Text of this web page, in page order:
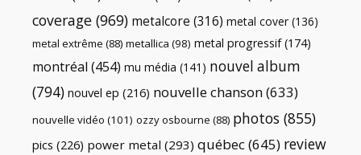
coverage (969) metalcore (316) metal cover (136)
metal extrême (88) metallica (98) metal progressif(174)
montréal (454) mu média (141) nouvel album
(794) nouvel ep (216) nouvelle chanson(633)
nouvelle vidéo (101) ozzy osbourne (88) photos (855)
pics (226) power metal (293) québec(645) review